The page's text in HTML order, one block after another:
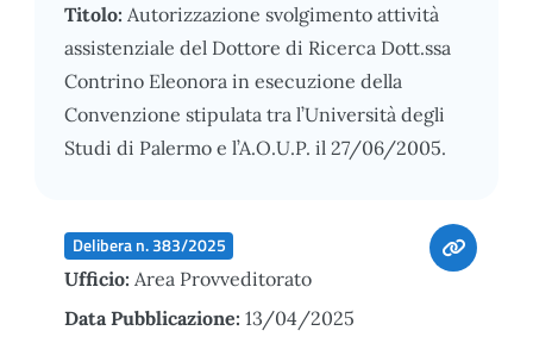
Titolo: Autorizzazione svolgimento attività
assistenziale del Dottore di Ricerca Dott.ssa
Contrino Eleonora in esecuzione della
Convenzione stipulata tra l’Università degli
Studi di Palermo e l’A.O.U.P. il 27/06/2005.
Delibera n. 383/2025
Ufficio: Area Provveditorato
Data Pubblicazione: 13/04/2025